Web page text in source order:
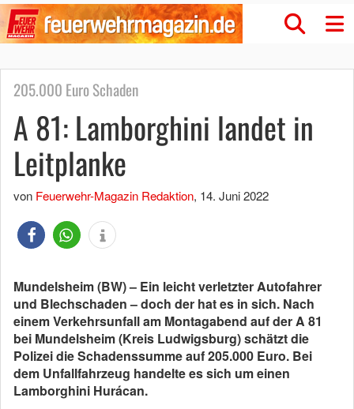
205.000 Euro Schaden
A 81: Lamborghini landet in
Leitplanke
von Feuerwehr-Magazin Redaktion, 14. Juni 2022
Mundelsheim (BW) – Ein leicht verletzter Autofahrer
und Blechschaden – doch der hat es in sich. Nach
einem Verkehrsunfall am Montagabend auf der A 81
bei Mundelsheim (Kreis Ludwigsburg) schätzt die
Polizei die Schadenssumme auf 205.000 Euro. Bei
dem Unfallfahrzeug handelte es sich um einen
Lamborghini Hurácan.